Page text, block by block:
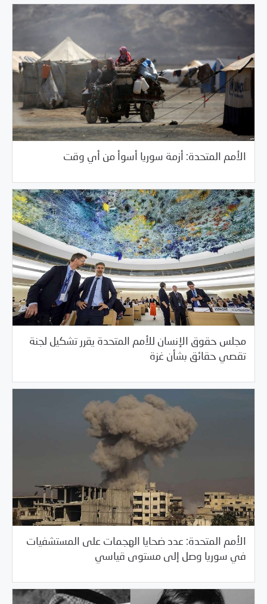
الأمم المتحدة: أزمة سوريا أسوأ من أي وقت
مجلس حقوق الإنسان للأمم المتحدة يقرر تشكيل لجنة
تقصي حقائق بشأن غزة
05/29/2018 السلطة الخامسة/خبر بارز
الأمم المتحدة: عدد ضحايا الهجمات على المستشفيات
في سوريا وصل إلى مستوى قياسي
05/29/2018 خبر بارز/مرصد الانتهاكات